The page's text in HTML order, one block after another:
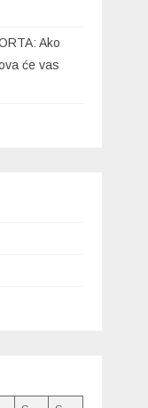
Ako
će vas